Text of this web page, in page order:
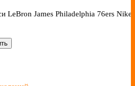
LeBron James Philadelphia 76ers Nike